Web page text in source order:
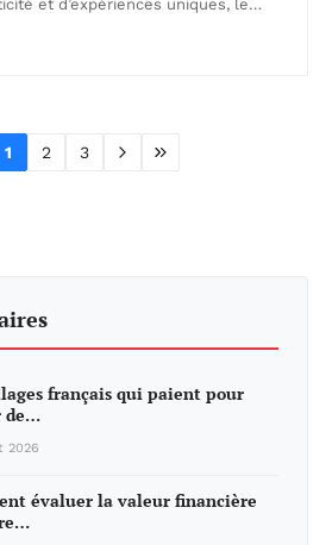
et d’expériences uniques, le…
1 2 3
français qui paient pour
de…
2026
évaluer la valeur financière